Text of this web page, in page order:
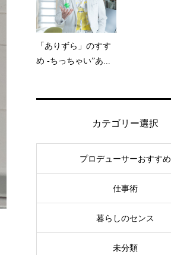
「ありずら」のすす
め -ちっちゃい”あ...
カテゴリー選択
プロデューサーおすすめ
仕事術
暮らしのセンス
未分類